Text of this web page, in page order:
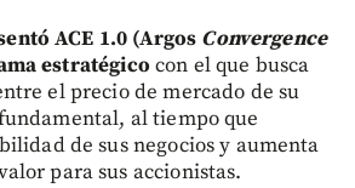
ACE 1.0 (Argos Convergence
estratégico con el que busca
el precio de mercado de su
al tiempo que
de sus negocios y aumenta
para sus accionistas.